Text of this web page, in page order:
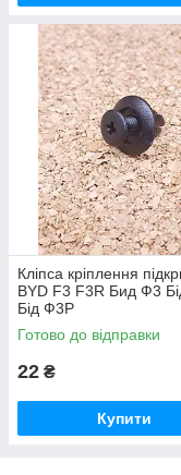
Кліпса кріплення
BYD F3 F3R Бид Ф3
Бід Ф3Р
Готово до відправки
22 ₴
Купити